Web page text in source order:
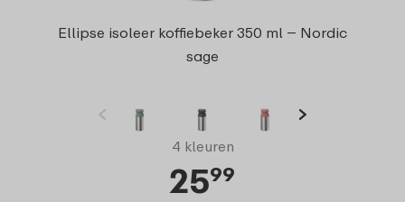
Ellipse isoleer koffiebeker 350 ml – Nordic
sage
4 kleuren
2599